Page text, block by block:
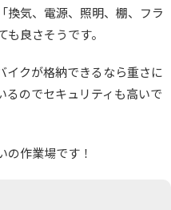
換気、電源、照明、棚、フラ
良さそうです。
イクが格納できるなら重さに
るのでセキュリティも高いで
作業場です！